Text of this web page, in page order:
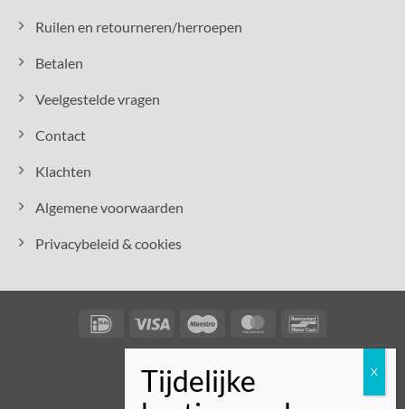
Ruilen en retourneren/herroepen
Betalen
Veelgestelde vragen
Contact
Klachten
Algemene voorwaarden
Privacybeleid & cookies
IDeal Visa Maestro MasterCard